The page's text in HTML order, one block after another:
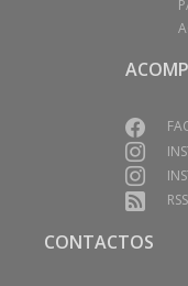
RSS
CONTACTOS